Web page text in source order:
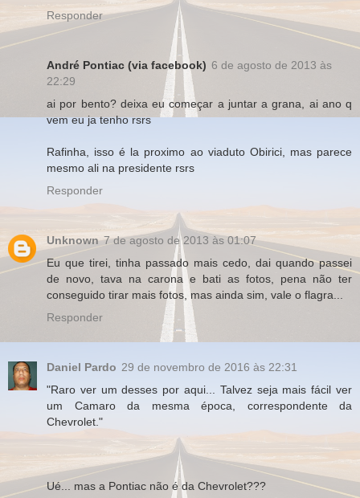
Responder
André Pontiac (via facebook) 6 de agosto de 2013 às
22:29
ai por bento? deixa eu começar a juntar a grana, ai ano q
vem eu ja tenho rsrs
Rafinha, isso é la proximo ao viaduto Obirici, mas parece
mesmo ali na presidente rsrs
Responder
Unknown 7 de agosto de 2013 às 01:07
Eu que tirei, tinha passado mais cedo, dai quando passei
de novo, tava na carona e bati as fotos, pena não ter
conseguido tirar mais fotos, mas ainda sim, vale o flagra...
Responder
Daniel Pardo 29 de novembro de 2016 às 22:31
"Raro ver um desses por aqui... Talvez seja mais fácil ver
um Camaro da mesma época, correspondente da
Chevrolet."
Ué... mas a Pontiac não é da Chevrolet???